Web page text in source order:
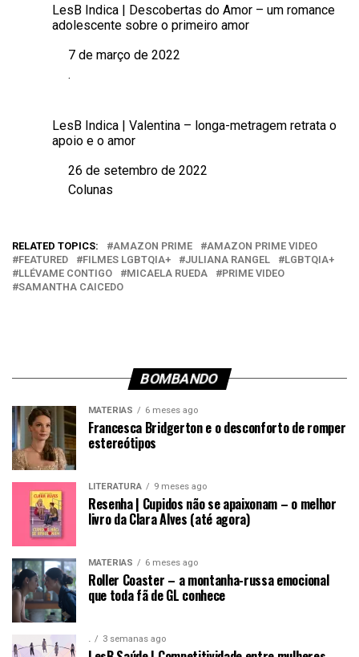
LesB Indica | Descobertas do Amor – um romance
adolescente sobre o primeiro amor
Data7 de março de 2022
Em relação a
.
LesB Indica | Valentina – longa-metragem retrata o
apoio e o amor
Data
26 de setembro de 2022
Em relação a
Colunas
RELATED TOPICS: AMAZON PRIME
AMAZON PRIME VIDEO
FEATURED
FILMES LGBTQIA+ JULIANA RANGEL
LGBTQIA+
LLÉVAME CONTIGO
MICAELA RUEDA
PRIME VIDEO
SAMANTHA CAICEDO
BOMBANDO
MATÉRIAS 6 meses ago
Francesca Bridgerton e o desconforto de romper
estereótipos
LITERATURA 9 meses ago
Resenha | Cupidos não se apaixonam – o melhor
livro da Clara Alves (até agora)
MATÉRIAS 6 meses ago
Roller Coaster – a montanha-russa emocional
que toda fã de GL conhece
. 3 semanas ago